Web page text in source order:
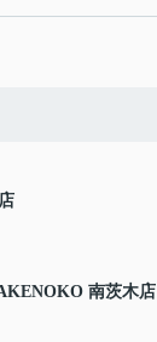
南茨木店